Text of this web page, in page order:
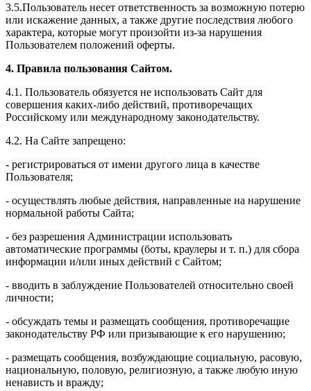
3.5.Пользователь несет ответственность за возможную потерю
или искажение данных, а также другие последствия любого
характера, которые могут произойти из-за нарушения
Пользователем положений оферты.
4. Правила пользования Сайтом.
4.1. Пользователь обязуется не использовать Сайт для
совершения каких-либо действий, противоречащих
Российскому или международному законодательству.
4.2. На Сайте запрещено:
- регистрироваться от имени другого лица в качестве
Пользователя;
- осуществлять любые действия, направленные на нарушение
нормальной работы Сайта;
- без разрешения Администрации использовать
автоматические программы (боты, краулеры и т. п.) для сбора
информации и/или иных действий с Сайтом;
- вводить в заблуждение Пользователей относительно своей
личности;
- обсуждать темы и размещать сообщения, противоречащие
законодательству РФ или призывающие к его нарушению;
- размещать сообщения, возбуждающие социальную, расовую,
национальную, половую, религиозную, а также любую иную
ненависть и вражду;